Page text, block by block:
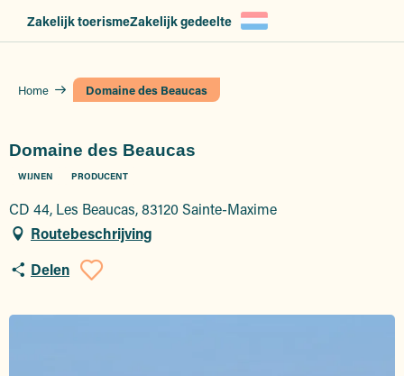
Zakelijk toerismeZakelijk gedeelte
Home Domaine des Beaucas
Domaine des Beaucas
WIJNEN PRODUCENT
CD 44, Les Beaucas, 83120 Sainte-Maxime
Routebeschrijving
Delen
Ajouter aux favoris